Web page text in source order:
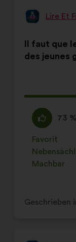
Vorschlag
Lire Et
des
Vorschlags:
Il faut que
des jeunes
folgender
Aufteilung:
Ich
stimme
zu
:
73 %
Dieser
Vorschlag
wurde
in:
Favorit
:mal
:mal
Machbar
:mal
Geschrieben